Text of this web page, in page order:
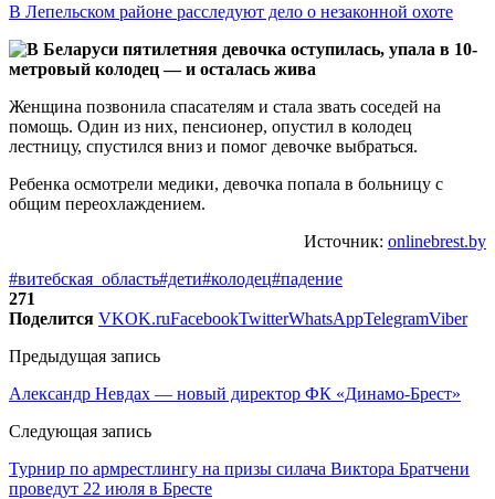
В Лепельском районе расследуют дело о незаконной охоте
Женщина позвонила спасателям и стала звать соседей на
помощь. Один из них, пенсионер, опустил в колодец
лестницу, спустился вниз и помог девочке выбраться.
Ребенка осмотрели медики, девочка попала в больницу с
общим переохлаждением.
Источник: onlinebrest.by
#витебская_область#дети#колодец#падение
271
Поделится VKOK.ruFacebookTwitterWhatsAppTelegramViber
Предыдущая запись
Александр Невдах — новый директор ФК «Динамо-Брест»
Следующая запись
Турнир по армрестлингу на призы силача Виктора Братчени
проведут 22 июля в Бресте